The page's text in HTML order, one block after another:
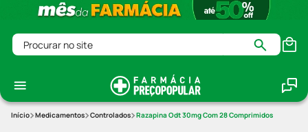
Procurar no site
Medicamentos Controlados Razapina Odt 30mg Com 28 Comprimidos